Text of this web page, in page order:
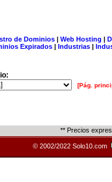
de Dominios| Web Hosting |
Expirados | Industrias |
[Pág.
** Precios
© 2002/2022 Solo10.com